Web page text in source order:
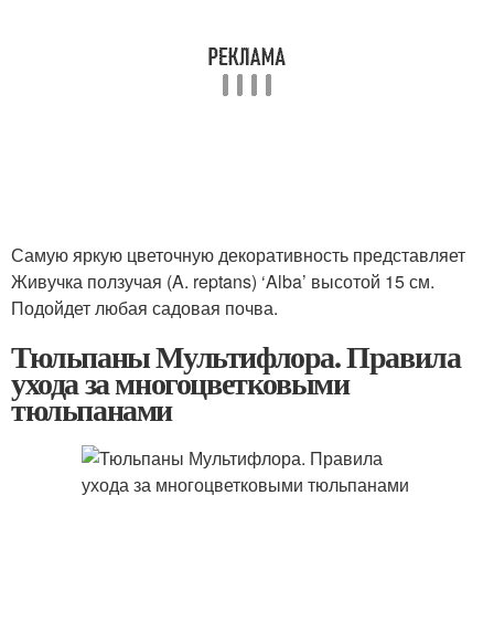
Самую яркую цветочную декоративность представляет
Живучка ползучая (A. reptans) ‘Alba’ высотой 15 см.
Подойдет любая садовая почва.
Тюльпаны Мультифлора. Правила
ухода за многоцветковыми
тюльпанами